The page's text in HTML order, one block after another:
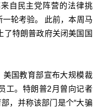
自民主党阵营的法律挑
轮考验。 此前，本周马
了特朗普政府关闭美国国
国教育部宣布大规模裁
工。特朗普2月曾向记者
，并称该部门是个“大骗